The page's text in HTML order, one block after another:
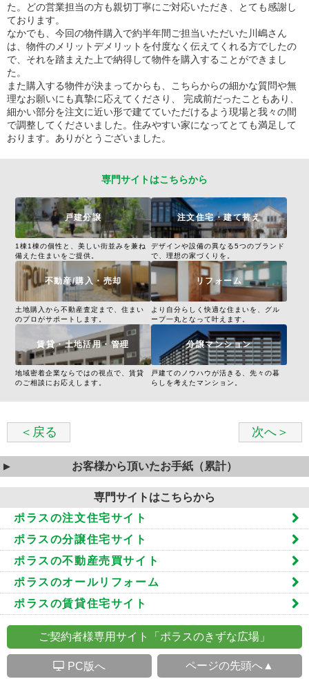
た。どの営業担当の方も親切丁寧にご対応いただき、とても感謝し
ております。
なかでも、今回の物件購入で約半年間ご担当いただいた川嶋さん
は、物件のメリットデメリットを付度なく伝えてくれる方でしたの
で、それを踏まえた上で納得して物件を購入することができまし
た。
また購入する物件が決まってからも、こちらからの細かな質問や無
理なお願いにも真摯に応えてくださり、 完成前だったこともあり、
細かい部分を注文に近い形で建てていただけるよう現場と我々の間
で調整してくださいました。住みやすい家になってとても満足して
おります。ありがとうございました。
専門サイトはこちらから
戸建分譲
1棟1棟の個性と、美しい街並みを兼ね
備えた住まいをご提供。
注文住宅・建て替え
デザインや設備の異なる5つのブランド
で、理想の家づくりを。
不動産/購入・売却
土地購入から不動産査定まで、住まい
のプロがサポートします。
リフォーム
より自分らしく快適な住まいを、グル
ープ一丸となって叶えます。
賃貸・土地活用・管理
地域密着企業ならではの視点で、賃貸
のご相談にお応えします。
分譲マンション
戸建てのノウハウが活きる、先々の暮
らしを考えたマンション。
＜戻る 次へ＞
お客様から頂いたお手紙（累計）
専門サイトはこちらから
ポラスの注文住宅サイト
ポラスの分譲住宅サイト
ポラスの不動産売買サイト
ポラスのオールリフォーム
ポラスの賃貸住宅サイト
ご契約者様専用サイト「ポラスのきずな広場」
S PC版へ ページの先頭へ▲